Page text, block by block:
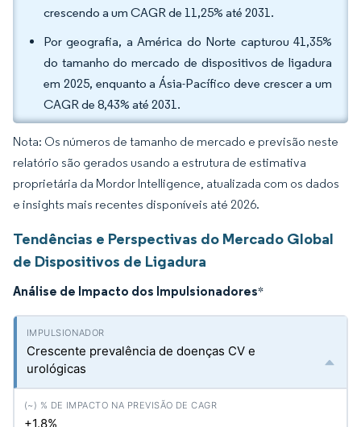
crescendo a um CAGR de 11,25% até 2031.
Por geografia, a América do Norte capturou 41,35%
do tamanho do mercado de dispositivos de ligadura
em 2025, enquanto a Ásia-Pacífico deve crescer a um
CAGR de 8,43% até 2031.
Nota: Os números de tamanho de mercado e previsão neste
relatório são gerados usando a estrutura de estimativa
proprietária da Mordor Intelligence, atualizada com os dados
e insights mais recentes disponíveis até 2026.
Tendências e Perspectivas do Mercado Global
de Dispositivos de Ligadura
Análise de Impacto dos Impulsionadores*
Crescente prevalência de doenças CV e
urológicas
+1.8%